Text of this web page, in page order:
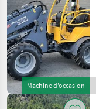
Machine d’occasion